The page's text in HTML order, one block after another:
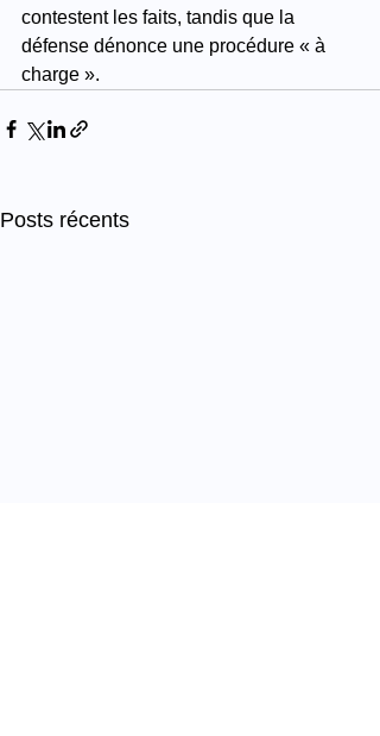
contestent les faits, tandis que la
défense dénonce une procédure « à
charge ».
Posts récents